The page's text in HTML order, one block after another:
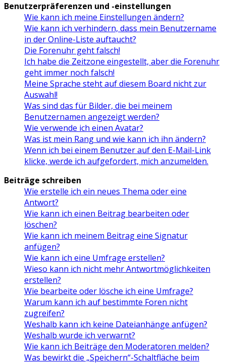
Benutzerpräferenzen und -einstellungen
Wie kann ich meine Einstellungen ändern?
Wie kann ich verhindern, dass mein Benutzername
in der Online-Liste auftaucht?
Die Forenuhr geht falsch!
Ich habe die Zeitzone eingestellt, aber die Forenuhr
geht immer noch falsch!
Meine Sprache steht auf diesem Board nicht zur
Auswahl!
Was sind das für Bilder, die bei meinem
Benutzernamen angezeigt werden?
Wie verwende ich einen Avatar?
Was ist mein Rang und wie kann ich ihn ändern?
Wenn ich bei einem Benutzer auf den E-Mail-Link
klicke, werde ich aufgefordert, mich anzumelden.
Beiträge schreiben
Wie erstelle ich ein neues Thema oder eine
Antwort?
Wie kann ich einen Beitrag bearbeiten oder
löschen?
Wie kann ich meinem Beitrag eine Signatur
anfügen?
Wie kann ich eine Umfrage erstellen?
Wieso kann ich nicht mehr Antwortmöglichkeiten
erstellen?
Wie bearbeite oder lösche ich eine Umfrage?
Warum kann ich auf bestimmte Foren nicht
zugreifen?
Weshalb kann ich keine Dateianhänge anfügen?
Weshalb wurde ich verwarnt?
Wie kann ich Beiträge den Moderatoren melden?
Was bewirkt die „Speichern“-Schaltfläche beim